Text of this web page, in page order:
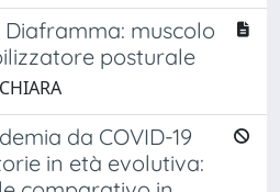
muscolo
posturale
da COVID-19
in età evolutiva: